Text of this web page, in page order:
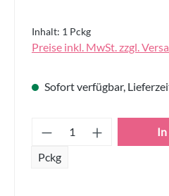
Inhalt: 1 Pckg
Preise inkl. MwSt. zzgl.
Sofort verfügbar,
Produkt Anzahl:
Pckg